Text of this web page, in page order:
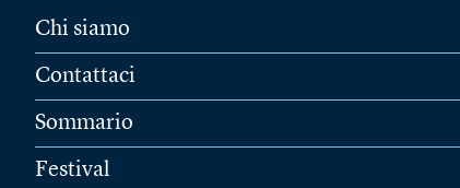
Chi siamo
Contattaci
Sommario
Festival